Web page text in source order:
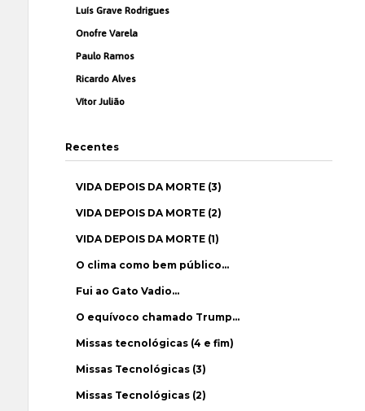
Luís Grave Rodrigues
Onofre Varela
Paulo Ramos
Ricardo Alves
Vítor Julião
Recentes
VIDA DEPOIS DA MORTE (3)
VIDA DEPOIS DA MORTE (2)
VIDA DEPOIS DA MORTE (1)
O clima como bem público…
Fui ao Gato Vadio…
O equívoco chamado Trump…
Missas tecnológicas (4 e fim)
Missas Tecnológicas (3)
Missas Tecnológicas (2)